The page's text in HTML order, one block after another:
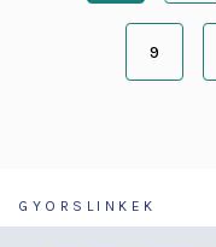
Page
9
GYORSLINKEK